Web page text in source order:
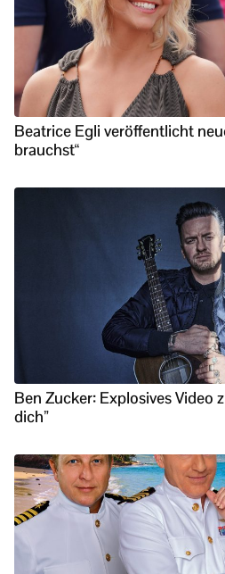
Beatrice Egli veröffentlicht
brauchst“
Ben Zucker: Explosives Video
dich”